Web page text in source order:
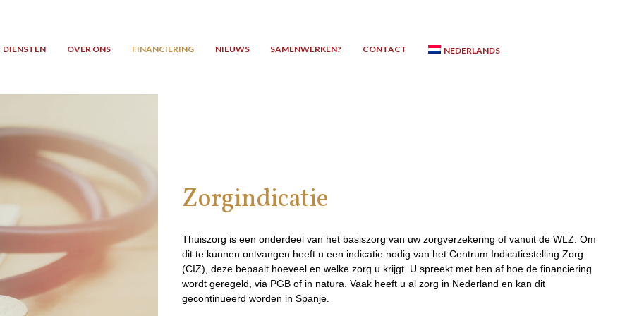
DIENSTEN OVER ONS FINANCIERING NIEUWS SAMENWERKEN? CONTACT NEDERLANDS
Zorgindicatie
Thuiszorg is een onderdeel van het basiszorg van uw zorgverzekering of vanuit de WLZ. Om
dit te kunnen ontvangen heeft u een indicatie nodig van het Centrum Indicatiestelling Zorg
(CIZ), deze bepaalt hoeveel en welke zorg u krijgt. U spreekt met hen af hoe de financiering
wordt geregeld, via PGB of in natura. Vaak heeft u al zorg in Nederland en kan dit
gecontinueerd worden in Spanje.